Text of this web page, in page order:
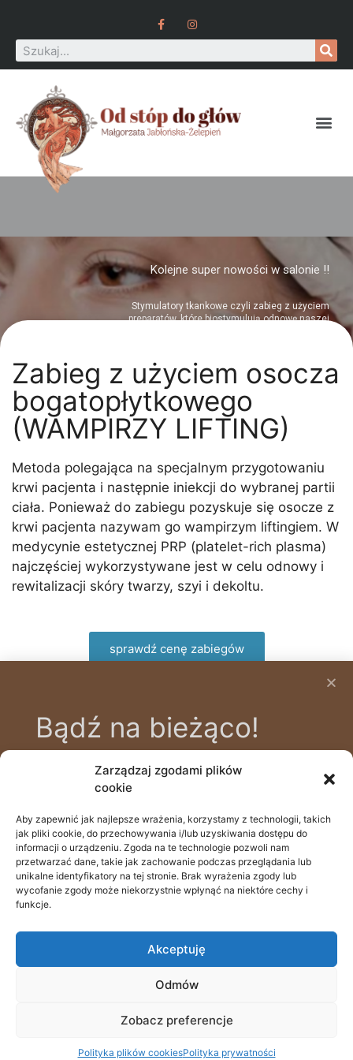
Zarządzaj zgodami plików
cookie
Aby zapewnić jak najlepsze wrażenia, korzystamy z technologii, takich
jak pliki cookie, do przechowywania i/lub uzyskiwania dostępu do
informacji o urządzeniu. Zgoda na te technologie pozwoli nam
przetwarzać dane, takie jak zachowanie podczas przeglądania lub
unikalne identyfikatory na tej stronie. Brak wyrażenia zgody lub
wycofanie zgody może niekorzystnie wpłynąć na niektóre cechy i
funkcje.
Akceptuję
Odmów
Zobacz preferencje
Polityka plików cookiesPolityka prywatności
Kolejne super nowości w salonie !!
Stymulatory tkankowe czyli zabieg z użyciem
preparatów, które biostymulują odnowę naszej
cenie dwóch
umów się na zabieg
Zabieg z użyciem osocza
bogatopłytkowego
(WAMPIRZY LIFTING)
Metoda polegająca na specjalnym przygotowaniu
krwi pacjenta i następnie iniekcji do wybranej partii
ciała. Ponieważ do zabiegu pozyskuje się osocze z
krwi pacjenta nazywam go wampirzym liftingiem. W
medycynie estetycznej PRP (platelet-rich plasma)
najczęściej wykorzystywane jest w celu odnowy i
rewitalizacji skóry twarzy, szyi i dekoltu.
sprawdź cenę zabiegów
505 111 690
Batalionów Chłopskich 39a, 70-764 Szczecin
recepcja@odstopdoglow.com
Bądź na bieżąco!
Zapisz się na bezpłatny newsletter, aby
być na bieżąco z nowinkami i poradami
zdrowotnymi, prowadzonymi przez
naszych specjalistów.